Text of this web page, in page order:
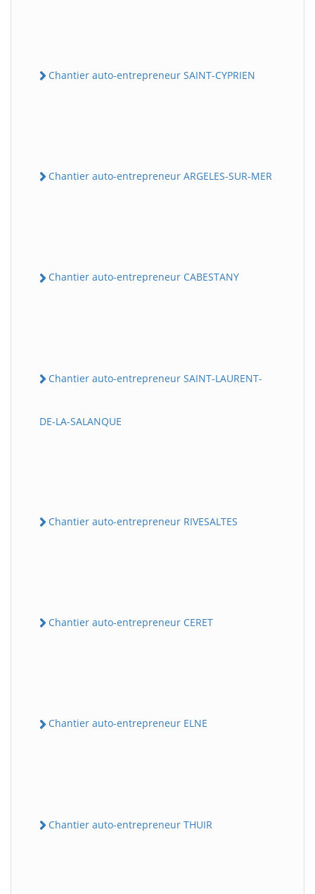
Chantier auto-entrepreneur SAINT-CYPRIEN
Chantier auto-entrepreneur ARGELES-SUR-MER
Chantier auto-entrepreneur CABESTANY
Chantier auto-entrepreneur SAINT-LAURENT-
DE-LA-SALANQUE
Chantier auto-entrepreneur RIVESALTES
Chantier auto-entrepreneur CERET
Chantier auto-entrepreneur ELNE
Chantier auto-entrepreneur THUIR